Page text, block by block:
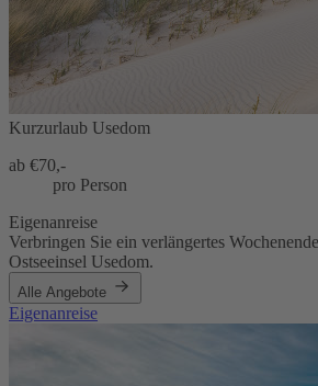
Kurzurlaub Usedom
ab €70,-
pro Person
Eigenanreise
Verbringen Sie ein verlängertes
Ostseeinsel Usedom.
Alle Angebote
Eigenanreise